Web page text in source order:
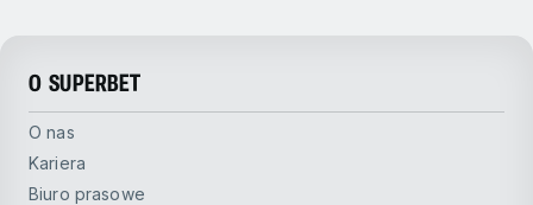
O SUPERBET
O nas
Kariera
Biuro prasowe